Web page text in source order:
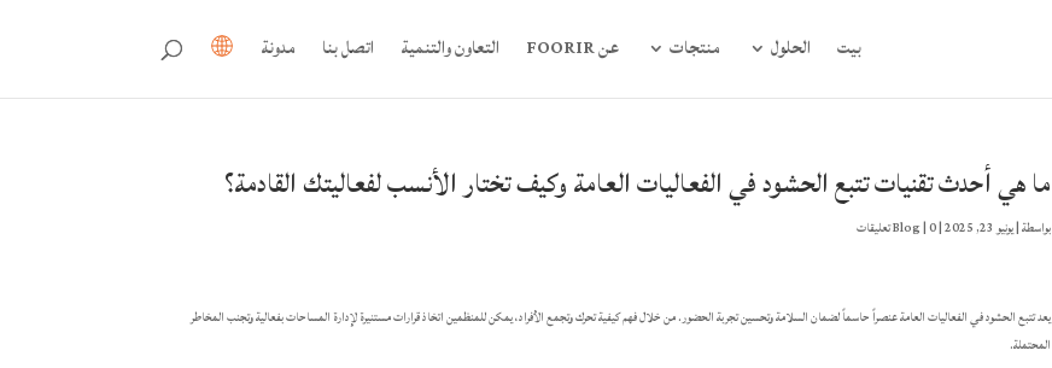
بيت الحلول منتجات عن FOORIR التعاون والتنمية اتصل بنا مدونة
ما هي أحدث تقنيات تتبع الحشود في الفعاليات العامة وكيف تختار الأنسب لفعاليتك القادمة؟
بواسطة|يونيو 23, 2025 |
Blog|0 تعليقات
يعد تتبع الحشود في الفعاليات العامة عنصراً حاسماً لضمان السلامة وتحسين تجربة الحضور. من خلال فهم كيفية تحرك وتجمع الأفراد، يمكن للمنظمين اتخاذ قرارات مستنيرة لإدارة المساحات بفعالية وتجنب المخاطر
المحتملة.